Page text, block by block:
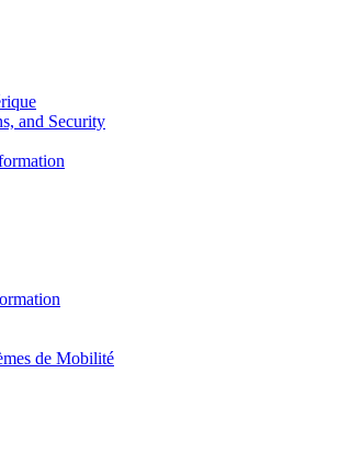
and Security
de Mobilité